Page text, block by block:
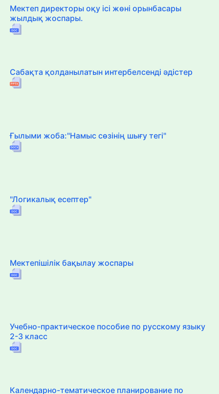
Мектеп директоры оқу ісі жөні орынбасары
жылдық жоспары.
Сабақта қолданылатын интербелсенді әдістер
Ғылыми жоба:"Намыс сөзінің шығу тегі"
"Логикалық есептер"
Мектепішілік бақылау жоспары
Учебно-практическое пособие по русскому языку
2-3 класс
Календарно-тематическое планирование по